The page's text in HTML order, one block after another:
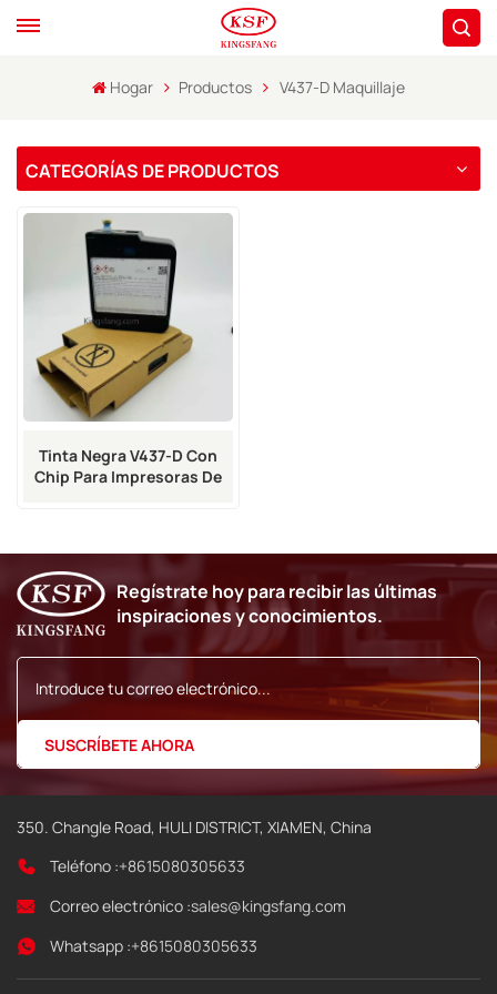
Hogar Productos V437-D Maquillaje
CATEGORÍAS DE PRODUCTOS
Tinta Negra V437-D Con
Chip Para Impresoras De
Regístrate hoy para recibir las últimas
inspiraciones y conocimientos.
350. Changle Road, HULI DISTRICT, XIAMEN, China
Teléfono :+8615080305633
Correo electrónico :sales@kingsfang.com
Whatsapp :+8615080305633